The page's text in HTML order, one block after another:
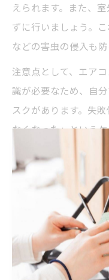
えられます。また、
ずに行いましょう。
などの害虫の侵入も防
注意点として、エア
識が必要なため、自
スクがあります。失
なくなった」という
アコンクリーニング
エアコンクリー
エアコンクリーニン
非常に重要です。エア
は、アレルギー症状